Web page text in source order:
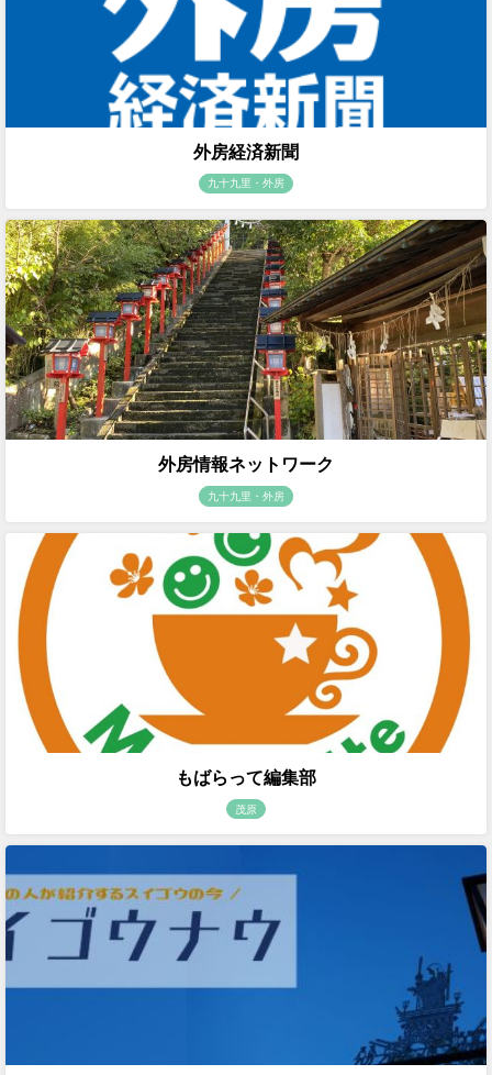
外房経済新聞
九十九里・外房
外房情報ネットワーク
九十九里・外房
もばらって編集部
茂原